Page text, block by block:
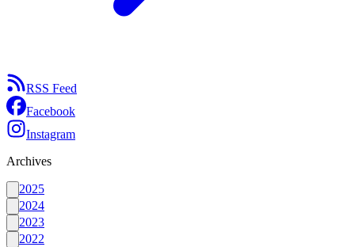
RSS Feed
Facebook
Instagram
Archives
2025
2024
2023
2022